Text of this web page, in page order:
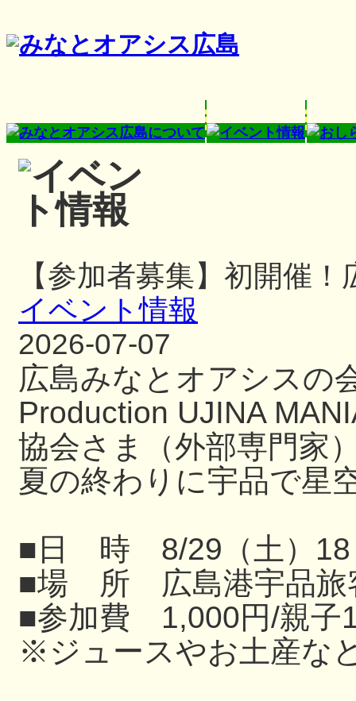
【参加者募集】初開催
イベント情報
2026-07-07
広島みなとオアシスの
Production UJINA
協会さま（外部専門家
夏の終わりに宇品で星
■日 時 8/29（土）18
■場 所 広島港宇品旅
■参加費 1,000円/親子
※ジュースやお土産な